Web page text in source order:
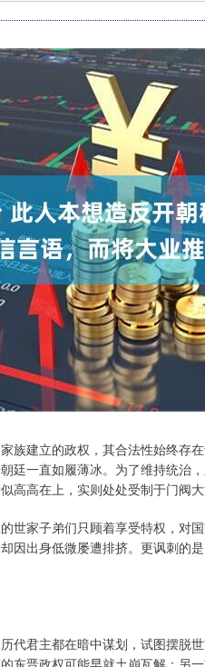
族建立的政权，其合法性始终存
廷一直如履薄冰。为了维持统治
高在上，实则处处受制于门阀大
世家子弟们只顾着享受特权，对
因出身低微屡遭排挤。更讽刺的
代君主都在暗中谋划，试图摆脱
东晋政权可能早就土崩瓦解；另